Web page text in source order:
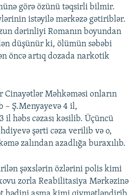
görə özünü təqsirli bilmir.
istəyilə mərkəzə gətiriblər.
dərinliyi Romanın boyundan
düşünür ki, ölümün səbəbi
öncə artıq dozada narkotik
Cinayətlər Məhkəməsi onların
– Ş.Menyayevə 4 il,
il həbs cəzası kəsilib. Üçüncü
şərti cəza verilib və o,
zalından azadlığa buraxılıb.
şəxslərin özlərini polis kimi
zorla Reabilitasiya Mərkəzinə